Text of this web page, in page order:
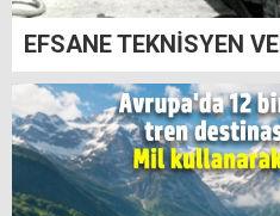
EFSANE TEKNİSYEN